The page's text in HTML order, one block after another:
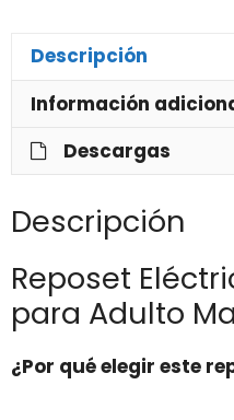
Descripción
Información
Descargas
Descripción
Reposet
para Adulto
¿Por qué elegir este